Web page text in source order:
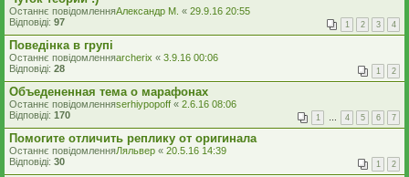
Останнє повідомленняАлександр М. « 29.9.16 20:55
Відповіді: 97 1 2 3 4
Поведінка в групі
Останнє повідомленняarcherix « 3.9.16 00:06
Відповіді: 28 1 2
Объедененная тема о марафонах
Останнє повідомленняserhiypopoff « 2.6.16 08:06
Відповіді: 170 1 … 4 5 6 7
Помогите отличить реплику от оригинала
Останнє повідомленняЛяльвер « 20.5.16 14:39
Відповіді: 30 1 2